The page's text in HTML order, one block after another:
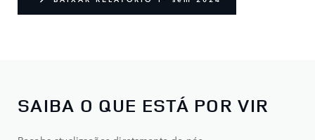
SAIBA O QUE ESTÁ POR VIR